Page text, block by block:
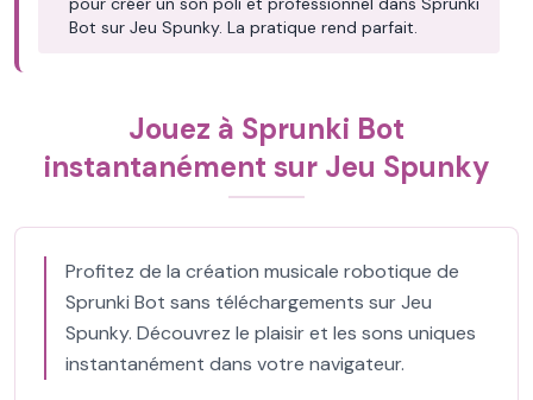
Bot sur Jeu Spunky. La pratique rend parfait.
Jouez à Sprunki Bot
instantanément sur Jeu Spunky
Profitez de la création musicale robotique de
Sprunki Bot sans téléchargements sur Jeu
Spunky. Découvrez le plaisir et les sons uniques
instantanément dans votre navigateur.